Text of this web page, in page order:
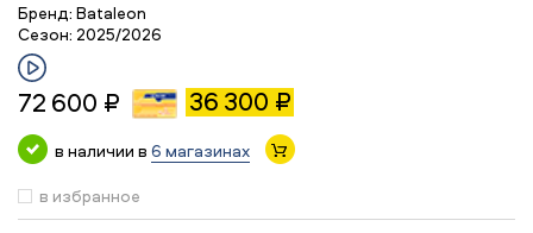
Бренд: Bataleon
Сезон: 2025/2026
72 600 ₽ 36 300 ₽
в наличии в 6 магазинах
в избранное